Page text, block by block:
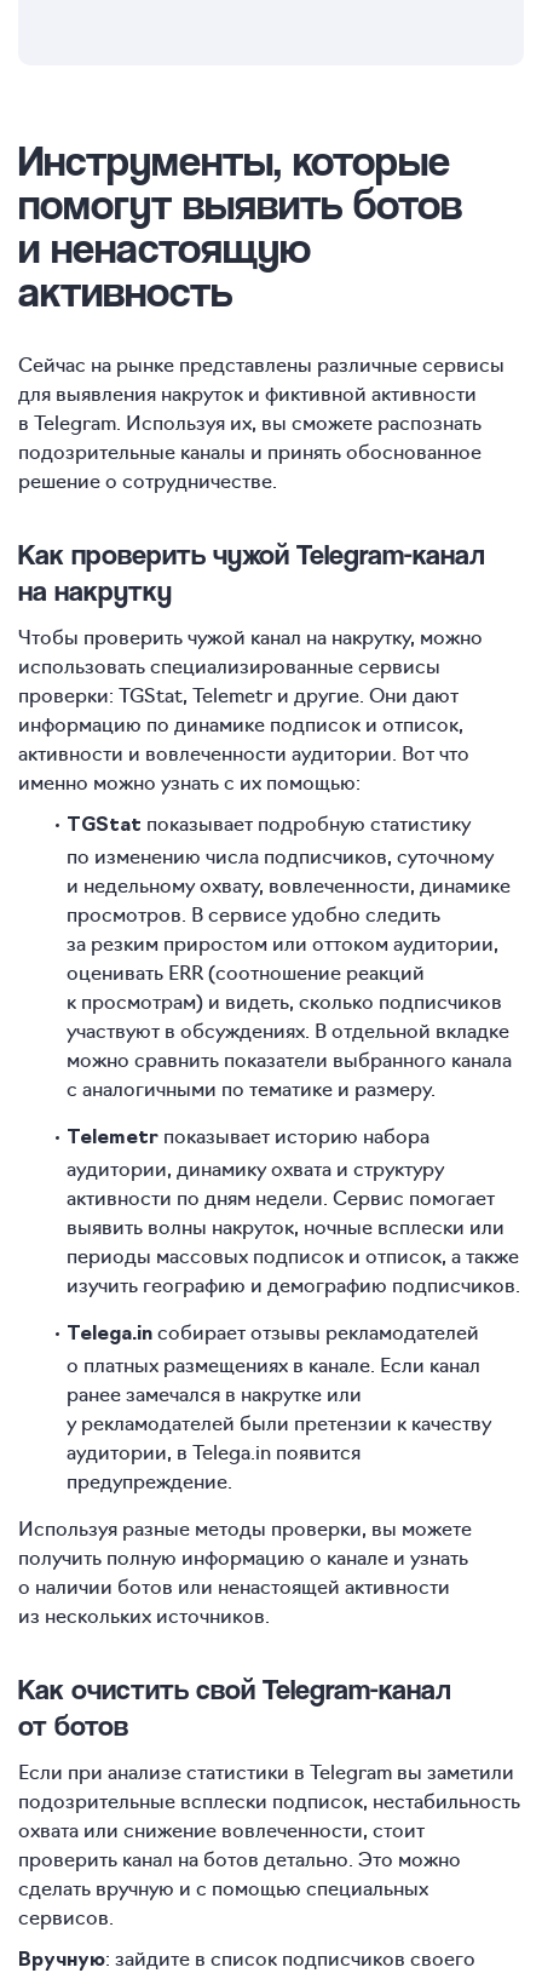
Инструменты, которые
помогут выявить ботов
и ненастоящую
активность
Сейчас на рынке представлены различные сервисы
для выявления накруток и фиктивной активности
в Telegram. Используя их, вы сможете распознать
подозрительные каналы и принять обоснованное
решение о сотрудничестве.
Как проверить чужой Telegram-канал
на накрутку
Чтобы проверить чужой канал на накрутку, можно
использовать специализированные сервисы
проверки: TGStat, Telemetr и другие. Они дают
информацию по динамике подписок и отписок,
активности и вовлеченности аудитории. Вот что
именно можно узнать с их помощью:
TGStat показывает подробную статистику
по изменению числа подписчиков, суточному
и недельному охвату, вовлеченности, динамике
просмотров. В сервисе удобно следить
за резким приростом или оттоком аудитории,
оценивать ERR (соотношение реакций
к просмотрам) и видеть, сколько подписчиков
участвуют в обсуждениях. В отдельной вкладке
можно сравнить показатели выбранного канала
с аналогичными по тематике и размеру.
Telemetr показывает историю набора
аудитории, динамику охвата и структуру
активности по дням недели. Сервис помогает
выявить волны накруток, ночные всплески или
периоды массовых подписок и отписок, а также
изучить географию и демографию подписчиков.
Telega.in собирает отзывы рекламодателей
о платных размещениях в канале. Если канал
ранее замечался в накрутке или
у рекламодателей были претензии к качеству
аудитории, в Telega.in появится
предупреждение.
Используя разные методы проверки, вы можете
получить полную информацию о канале и узнать
о наличии ботов или ненастоящей активности
из нескольких источников.
Как очистить свой Telegram-канал
от ботов
Если при анализе статистики в Telegram вы заметили
подозрительные всплески подписок, нестабильность
охвата или снижение вовлеченности, стоит
проверить канал на ботов детально. Это можно
сделать вручную и с помощью специальных
сервисов.
Вручную: зайдите в список подписчиков своего